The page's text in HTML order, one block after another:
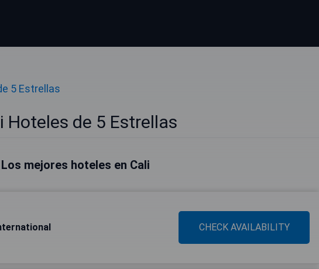
5 Estrellas
Hoteles de 5 Estrellas
Los mejores hoteles en Cali
CHECK AVAILABILITY